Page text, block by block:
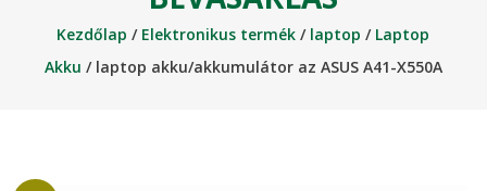
Kezdőlap / Elektronikus termék / laptop / Laptop
Akku / laptop akku/akkumulátor az ASUS A41-X550A